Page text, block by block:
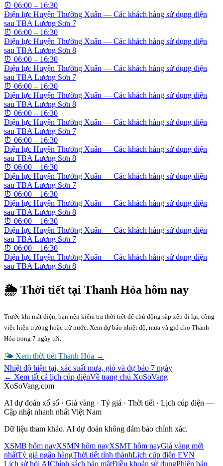
⏰ 06:00 – 16:30
Điện lực Huyện Thường Xuân — Các khách hàng sử dụng điện
sau TBA Lương Sơn 7
⏰ 06:00 – 16:30
Điện lực Huyện Thường Xuân — Các khách hàng sử dụng điện
sau TBA Lương Sơn 8
⏰ 06:00 – 16:30
Điện lực Huyện Thường Xuân — Các khách hàng sử dụng điện
sau TBA Lương Sơn 7
⏰ 06:00 – 16:30
Điện lực Huyện Thường Xuân — Các khách hàng sử dụng điện
sau TBA Lương Sơn 8
⏰ 06:00 – 16:30
Điện lực Huyện Thường Xuân — Các khách hàng sử dụng điện
sau TBA Lương Sơn 7
⏰ 06:00 – 16:30
Điện lực Huyện Thường Xuân — Các khách hàng sử dụng điện
sau TBA Lương Sơn 8
⏰ 06:00 – 16:30
Điện lực Huyện Thường Xuân — Các khách hàng sử dụng điện
sau TBA Lương Sơn 7
⏰ 06:00 – 16:30
Điện lực Huyện Thường Xuân — Các khách hàng sử dụng điện
sau TBA Lương Sơn 8
⏰ 06:00 – 16:30
Điện lực Huyện Thường Xuân — Các khách hàng sử dụng điện
sau TBA Lương Sơn 7
⏰ 06:00 – 16:30
Điện lực Huyện Thường Xuân — Các khách hàng sử dụng điện
sau TBA Lương Sơn 8
🌦 Thời tiết tại Thanh Hóa hôm nay
Trước khi mất điện, bạn nên kiểm tra thời tiết để chủ động sắp xếp đi lại, công
việc hiện trường hoặc trữ nước. Xem dự báo nhiệt độ, mưa và gió cho Thanh
Hóa trong 7 ngày tới.
🌤 Xem thời tiết Thanh Hóa →
Nhiệt độ hiện tại, xác suất mưa, gió và dự báo 7 ngày
← Xem tất cả lịch cúp điệnVề trang chủ XoSoVang
XoSoVang.com
AI dự đoán xổ số · Giá vàng · Tỷ giá · Thời tiết · Lịch cúp điện —
Cập nhật nhanh nhất Việt Nam
Dữ liệu tham khảo. AI dự đoán không đảm bảo chính xác.
XSMB hôm nayXSMN hôm nayXSMT hôm nayGiá vàng mới
nhấtTỷ giá ngân hàngThời tiết tỉnh thànhLịch cúp điện EVN
Lịch sử hỏi AIChính sách bảo mậtĐiều khoản sử dụngPhiên bản